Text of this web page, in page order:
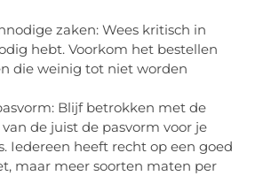
zaken: Wees kritisch in
hebt. Voorkom het bestellen
die weinig tot niet worden
Blijf betrokken met de
de juist de pasvorm voor je
Iedereen heeft recht op een goed
maar meer soorten maten per